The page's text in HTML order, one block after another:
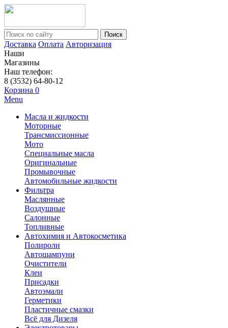
Поиск
Доставка Оплата Авторизация
Наши
Магазины
Наш телефон:
8 (3532) 64-80-12
Корзина 0
Menu
Масла и жидкости
Моторные
Трансмиссионные
Мото
Специальные масла
Оригинальные
Промывочные
Автомобильные жидкости
Фильтра
Маслянные
Воздушные
Салонные
Топливные
Автохимия и Автокосметика
Полироли
Автошампуни
Очистители
Клеи
Присадки
Автоэмали
Герметики
Пластичные смазки
Всё для Дизеля